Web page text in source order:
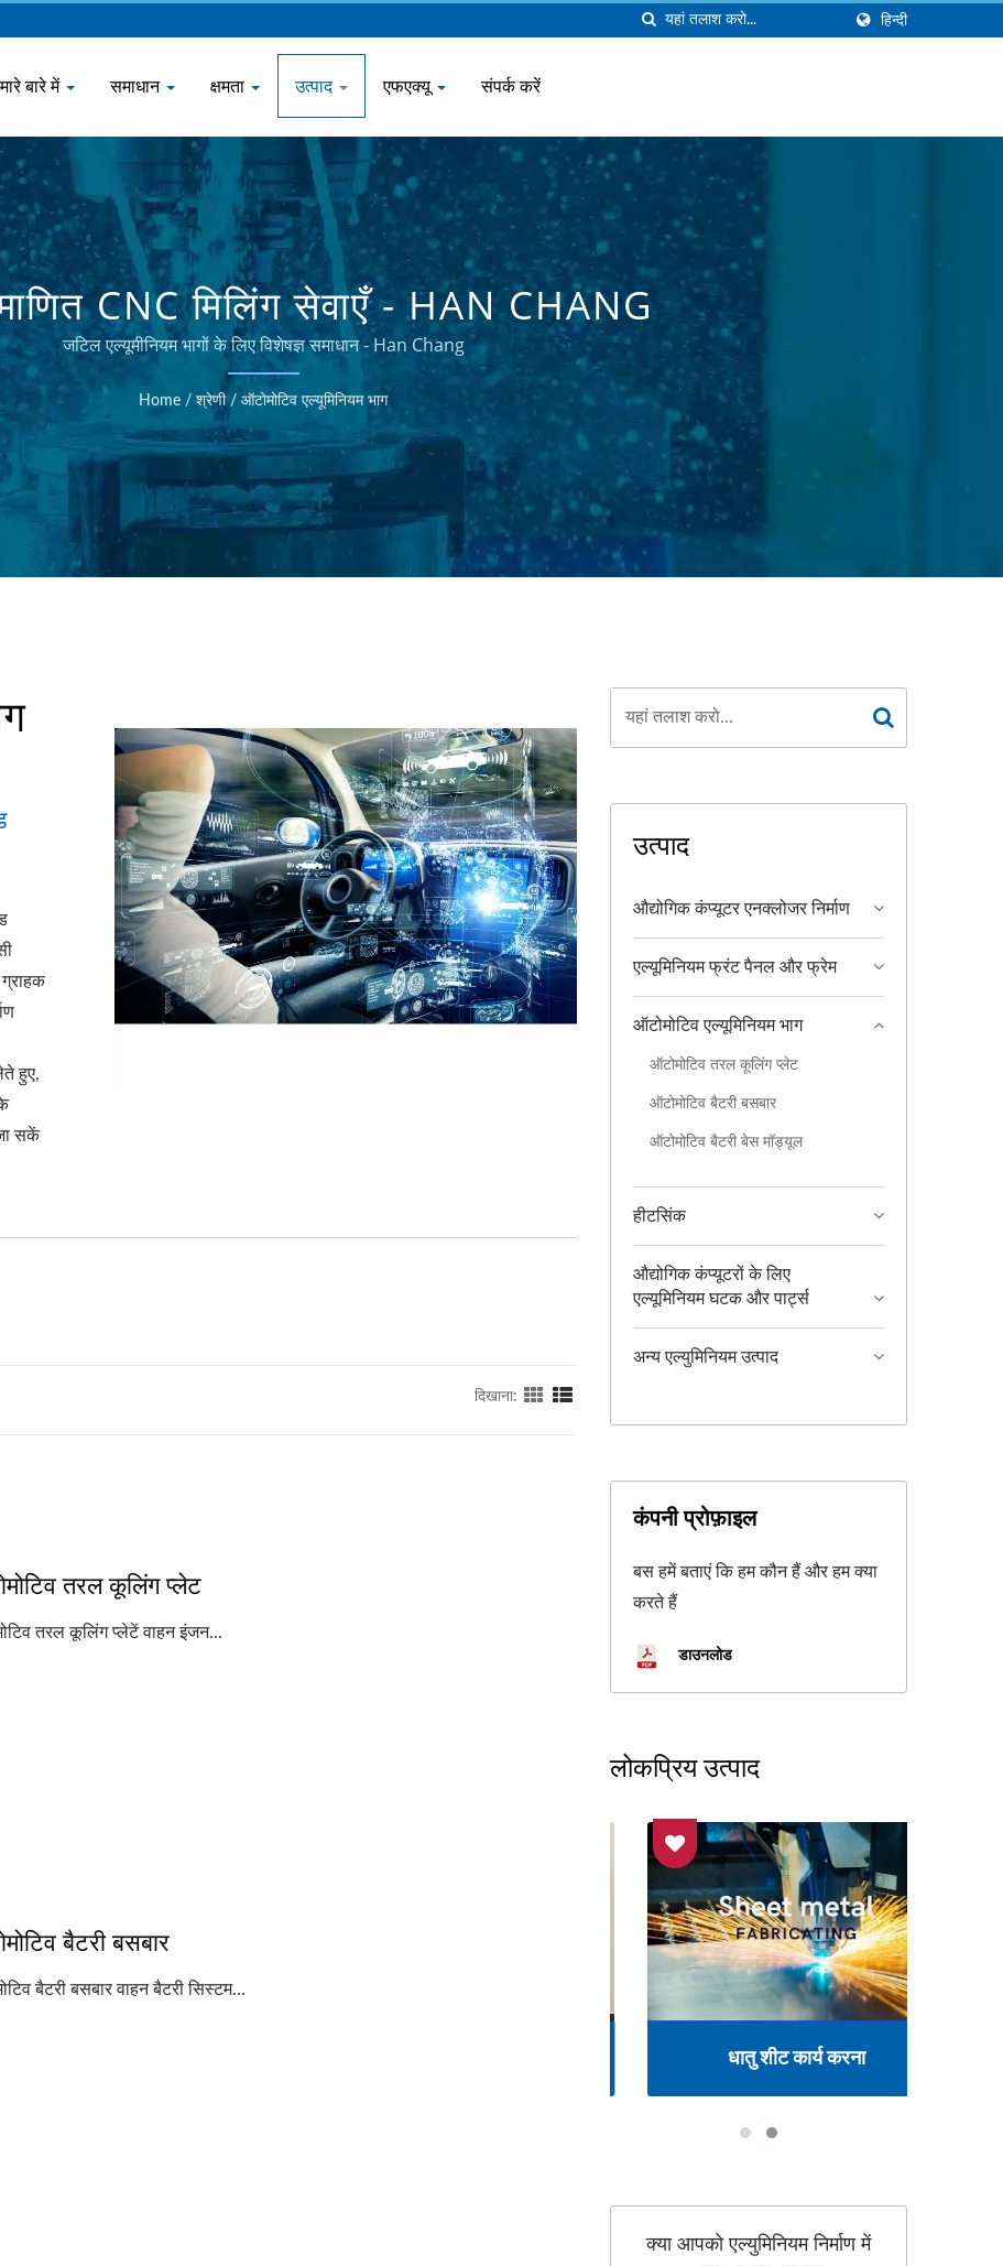
हिन्दी
बारे में समाधान क्षमता उत्पाद एफएक्यू संपर्क करें
CNC मिलिंग सेवाएँ - HAN CHANG
जटिल एल्यूमीनियम भागों के लिए विशेषज्ञ समाधान - Han Chang
Home / श्रेणी / ऑटोमोटिव एल्यूमिनियम भाग
हुए,
सकें
दिखाना:
तरल कूलिंग प्लेट
तरल कूलिंग प्लेटें वाहन इंजन...
बैटरी बसबार
बैटरी बसबार वाहन बैटरी सिस्टम...
उत्पाद
औद्योगिक कंप्यूटर एनक्लोजर निर्माण
एल्यूमिनियम फ्रंट पैनल और फ्रेम
ऑटोमोटिव एल्यूमिनियम भाग
ऑटोमोटिव तरल कूलिंग प्लेट
ऑटोमोटिव बैटरी बसबार
ऑटोमोटिव बैटरी बेस मॉड्यूल
हीटसिंक
औद्योगिक कंप्यूटरों के लिए
एल्यूमिनियम घटक और पार्ट्स
अन्य एल्युमिनियम उत्पाद
कंपनी प्रोफ़ाइल
बस हमें बताएं कि हम कौन हैं और हम क्या
करते हैं
डाउनलोड
लोकप्रिय उत्पाद
धातु शीट कार्य करना
क्या आपको एल्युमिनियम निर्माण में